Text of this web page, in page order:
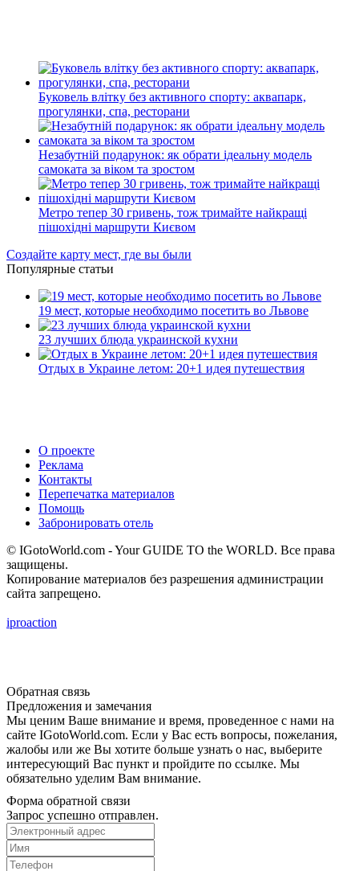
Буковель влітку без активного спорту: аквапарк,
прогулянки, спа, ресторани
Незабутній подарунок: як обрати ідеальну модель
самоката за віком та зростом
Метро тепер 30 гривень, тож тримайте найкращі
пішохідні маршрути Києвом
Создайте карту мест, где вы были
Популярные статьи
19 мест, которые необходимо посетить во Львове
23 лучших блюда украинской кухни
Отдых в Украине летом: 20+1 идея путешествия
О проекте
Реклама
Контакты
Перепечатка материалов
Помощь
Забронировать отель
© IGotoWorld.com - Your GUIDE TO the WORLD. Все права
защищены.
Копирование материалов без разрешения администрации
сайта запрещено.
iproaction
Обратная связь
Предложения и замечания
Мы ценим Ваше внимание и время, проведенное с нами на
сайте IGotoWorld.com. Если у Вас есть вопросы, пожелания,
жалобы или же Вы хотите больше узнать о нас, выберите
интересующий Вас пункт и пройдите по ссылке. Мы
обязательно уделим Вам внимание.
Форма обратной связи
Запрос успешно отправлен.